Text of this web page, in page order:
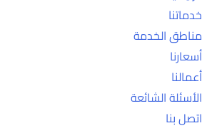
خدماتنا
مناطق الخدمة
أسعارنا
أعمالنا
الأسئلة الشائعة
اتصل بنا